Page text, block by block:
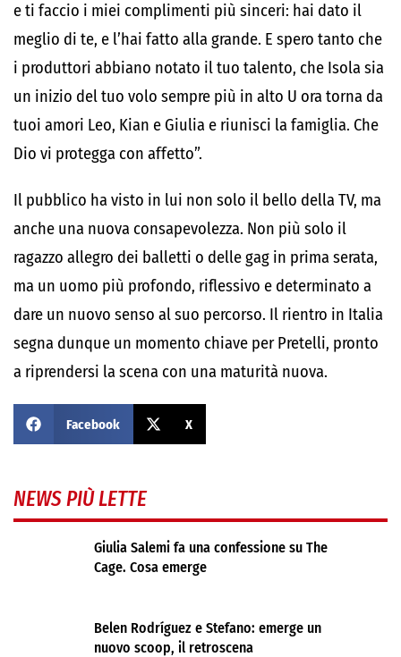
e ti faccio i miei complimenti più sinceri: hai dato il
meglio di te, e l’hai fatto alla grande. E spero tanto che
i produttori abbiano notato il tuo talento, che Isola sia
un inizio del tuo volo sempre più in alto U ora torna da
tuoi amori Leo, Kian e Giulia e riunisci la famiglia. Che
Dio vi protegga con affetto”.
Il pubblico ha visto in lui non solo il bello della TV, ma
anche una nuova consapevolezza. Non più solo il
ragazzo allegro dei balletti o delle gag in prima serata,
ma un uomo più profondo, riflessivo e determinato a
dare un nuovo senso al suo percorso. Il rientro in Italia
segna dunque un momento chiave per Pretelli, pronto
a riprendersi la scena con una maturità nuova.
Facebook X
NEWS PIÙ LETTE
Giulia Salemi fa una confessione su The
Cage. Cosa emerge
Belen Rodríguez e Stefano: emerge un
nuovo scoop, il retroscena